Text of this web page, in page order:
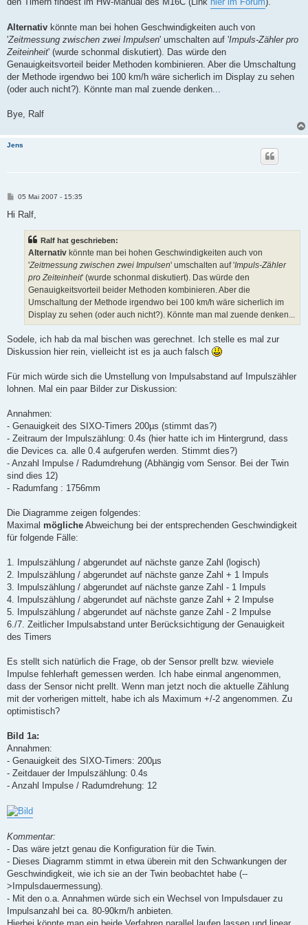
Alternativ könnte man bei hohen Geschwindigkeiten auch von
'Zeitmessung zwischen zwei Impulsen' umschalten auf 'Impuls-Zähler pro
Zeiteinheit' (wurde schonmal diskutiert). Das würde den
Genauigkeitsvorteil beider Methoden kombinieren. Aber die Umschaltung
der Methode irgendwo bei 100 km/h wäre sicherlich im Display zu sehen
(oder auch nicht?). Könnte man mal zuende denken...
Bye, Ralf
Jens
B05 Mai 2007 - 15:35
Hi Ralf,
Ralf hat geschrieben:
Alternativ könnte man bei hohen Geschwindigkeiten auch von
'Zeitmessung zwischen zwei Impulsen' umschalten auf 'Impuls-Zähler
pro Zeiteinheit' (wurde schonmal diskutiert). Das würde den
Genauigkeitsvorteil beider Methoden kombinieren. Aber die
Umschaltung der Methode irgendwo bei 100 km/h wäre sicherlich im
Display zu sehen (oder auch nicht?). Könnte man mal zuende denken...
Sodele, ich hab da mal bischen was gerechnet. Ich stelle es mal zur
Diskussion hier rein, vielleicht ist es ja auch falsch
Für mich würde sich die Umstellung von Impulsabstand auf Impulszähler
lohnen. Mal ein paar Bilder zur Diskussion:
Annahmen:
- Genauigkeit des SIXO-Timers 200µs (stimmt das?)
- Zeitraum der Impulszählung: 0.4s (hier hatte ich im Hintergrund, dass
die Devices ca. alle 0.4 aufgerufen werden. Stimmt dies?)
- Anzahl Impulse / Radumdrehung (Abhängig vom Sensor. Bei der Twin
sind dies 12)
- Radumfang : 1756mm
Die Diagramme zeigen folgendes:
Maximal mögliche Abweichung bei der entsprechenden Geschwindigkeit
für folgende Fälle:
1. Impulszählung / abgerundet auf nächste ganze Zahl (logisch)
2. Impulszählung / abgerundet auf nächste ganze Zahl + 1 Impuls
3. Impulszählung / abgerundet auf nächste ganze Zahl - 1 Impuls
4. Impulszählung / abgerundet auf nächste ganze Zahl + 2 Impulse
5. Impulszählung / abgerundet auf nächste ganze Zahl - 2 Impulse
6./7. Zeitlicher Impulsabstand unter Berücksichtigung der Genauigkeit
des Timers
Es stellt sich natürlich die Frage, ob der Sensor prellt bzw. wieviele
Impulse fehlerhaft gemessen werden. Ich habe einmal angenommen,
dass der Sensor nicht prellt. Wenn man jetzt noch die aktuelle Zählung
mit der vorherigen mittelt, habe ich als Maximum +/-2 angenommen. Zu
optimistisch?
Bild 1a:
Annahmen:
- Genauigkeit des SIXO-Timers: 200µs
- Zeitdauer der Impulszählung: 0.4s
- Anzahl Impulse / Radumdrehung: 12
Kommentar:
- Das wäre jetzt genau die Konfiguration für die Twin.
- Dieses Diagramm stimmt in etwa überein mit den Schwankungen der
Geschwindigkeit, wie ich sie an der Twin beobachtet habe (--
>Impulsdauermessung).
- Mit den o.a. Annahmen würde sich ein Wechsel von Impulsdauer zu
Impulsanzahl bei ca. 80-90km/h anbieten.